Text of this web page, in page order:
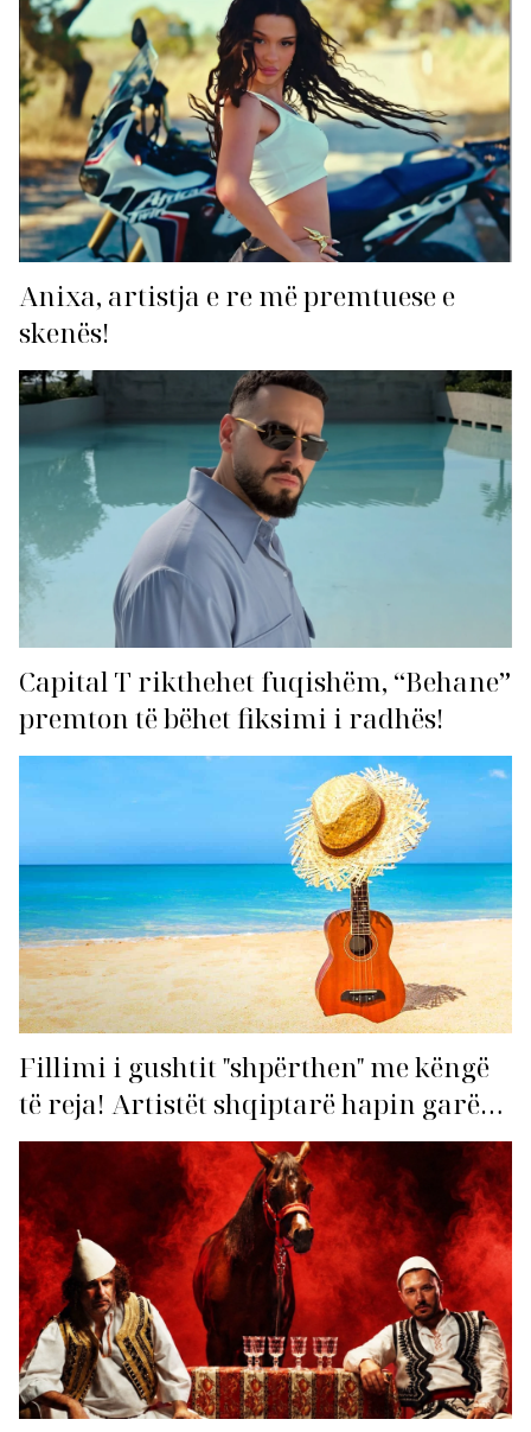
Anixa, artistja e re më premtuese e
skenës!
Capital T rikthehet fuqishëm, “Behane”
premton të bëhet fiksimi i radhës!
Fillimi i gushtit "shpërthen" me këngë
të reja! Artistët shqiptarë hapin garën
për hitin e verës!